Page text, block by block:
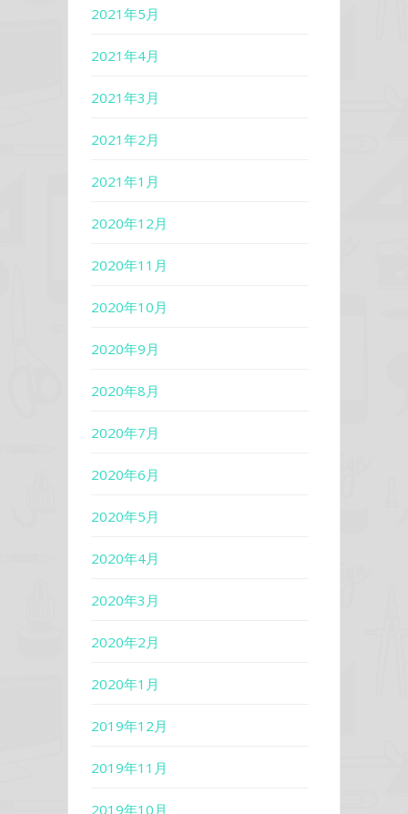
2021年5月
2021年4月
2021年3月
2021年2月
2021年1月
2020年12月
2020年11月
2020年10月
2020年9月
2020年8月
2020年7月
2020年6月
2020年5月
2020年4月
2020年3月
2020年2月
2020年1月
2019年12月
2019年11月
2019年10月